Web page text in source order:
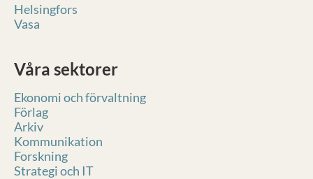
Helsingfors
Vasa
Våra sektorer
Ekonomi och förvaltning
Förlag
Arkiv
Kommunikation
Forskning
Strategi och IT